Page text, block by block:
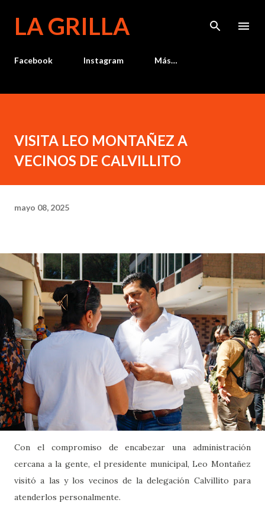
LA GRILLA
Facebook Instagram Más…
VISITA LEO MONTAÑEZ A
VECINOS DE CALVILLITO
mayo 08, 2025
Con el compromiso de encabezar una administración
cercana a la gente, el presidente municipal, Leo Montañez
visitó a las y los vecinos de la delegación Calvillito para
atenderlos personalmente.